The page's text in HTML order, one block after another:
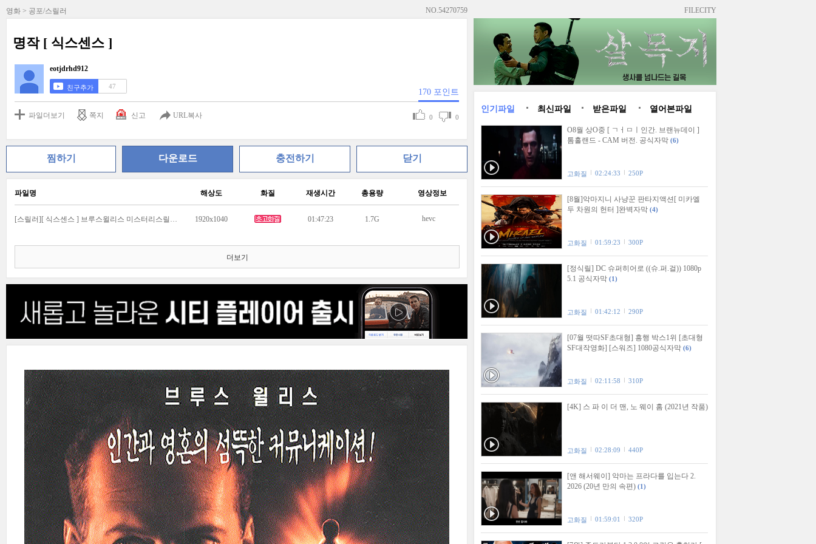
영화 > 공포/스릴러 NO.54270759
명작 [ 식스센스 ]
eotjdrhd912
친구추가 47
170 포인트
파일더보기 쪽지 신고 URL복사 0 0
찜하기 다운로드 충전하기 닫기
파일명 해상도 화질 재생시간 총용량 영상정보
[스릴러][ 식스센스 ] 브루스윌리스 미스터리스릴러.mp4 1920x1040 01:47:23 1.7G hevc
더보기
FILECITY
인기파일 최신파일 받은파일 열어본파일
O8월 상O중 [ ㄱㅓㅁㅣ인간. 브랜뉴데이 ]
톰홀랜드 - CAM 버전. 공식자막 (6)
고화질 02:24:33 250P
[8월]악마지니 사냥꾼 판타지액션[ 미카엘
두 차원의 헌터 ]완벽자막 (4)
고화질 01:59:23 300P
[정식릴] DC 슈퍼히어로 ((슈.퍼.걸)) 1080p
5.1 공식자막 (1)
고화질 01:42:12 290P
[07월 떳따SF초대형] 흥행 박스1위 [초대형
SF대작영화] [스워즈] 1080공식자막 (6)
고화질 02:11:58 310P
[4K] 스 파 이 더 맨, 노 웨이 홈 (2021년 작품)
고화질 02:28:09 440P
[앤 해서웨이] 악마는 프라다를 입는다 2.
2026 (20년 만의 속편) (1)
고화질 01:59:01 320P